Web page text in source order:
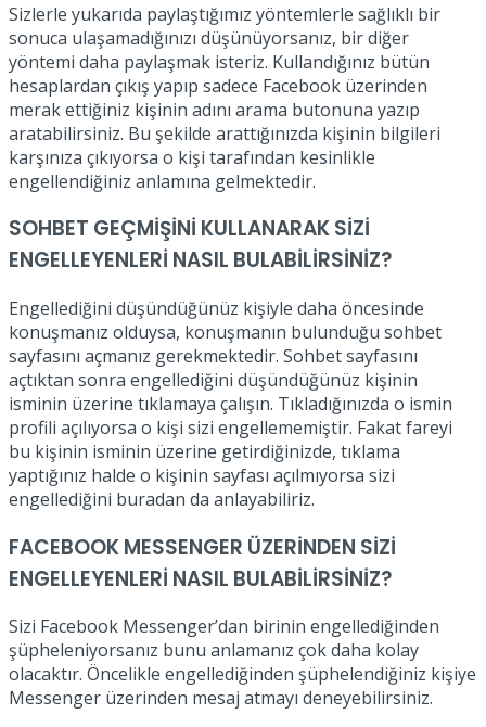
Sizlerle yukarıda paylaştığımız yöntemlerle sağlıklı bir
sonuca ulaşamadığınızı düşünüyorsanız, bir diğer
yöntemi daha paylaşmak isteriz. Kullandığınız bütün
hesaplardan çıkış yapıp sadece Facebook üzerinden
merak ettiğiniz kişinin adını arama butonuna yazıp
aratabilirsiniz. Bu şekilde arattığınızda kişinin bilgileri
karşınıza çıkıyorsa o kişi tarafından kesinlikle
engellendiğiniz anlamına gelmektedir.
SOHBET GEÇMİŞİNİ KULLANARAK SİZİ
ENGELLEYENLERİ NASIL BULABİLİRSİNİZ?
Engellediğini düşündüğünüz kişiyle daha öncesinde
konuşmanız olduysa, konuşmanın bulunduğu sohbet
sayfasını açmanız gerekmektedir. Sohbet sayfasını
açtıktan sonra engellediğini düşündüğünüz kişinin
isminin üzerine tıklamaya çalışın. Tıkladığınızda o ismin
profili açılıyorsa o kişi sizi engellememiştir. Fakat fareyi
bu kişinin isminin üzerine getirdiğinizde, tıklama
yaptığınız halde o kişinin sayfası açılmıyorsa sizi
engellediğini buradan da anlayabiliriz.
FACEBOOK MESSENGER ÜZERİNDEN SİZİ
ENGELLEYENLERİ NASIL BULABİLİRSİNİZ?
Sizi Facebook Messenger’dan birinin engellediğinden
şüpheleniyorsanız bunu anlamanız çok daha kolay
olacaktır. Öncelikle engellediğinden şüphelendiğiniz kişiye
Messenger üzerinden mesaj atmayı deneyebilirsiniz.